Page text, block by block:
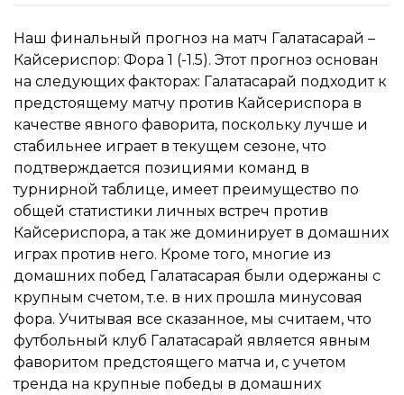
Наш финальный прогноз на матч Галатасарай –
Кайсериспор: Фора 1 (-1.5). Этот прогноз основан
на следующих факторах: Галатасарай подходит к
предстоящему матчу против Кайсериспора в
качестве явного фаворита, поскольку лучше и
стабильнее играет в текущем сезоне, что
подтверждается позициями команд в
турнирной таблице, имеет преимущество по
общей статистики личных встреч против
Кайсериспора, а так же доминирует в домашних
играх против него. Кроме того, многие из
домашних побед Галатасарая были одержаны с
крупным счетом, т.е. в них прошла минусовая
фора. Учитывая все сказанное, мы считаем, что
футбольный клуб Галатасарай является явным
фаворитом предстоящего матча и, с учетом
тренда на крупные победы в домашних